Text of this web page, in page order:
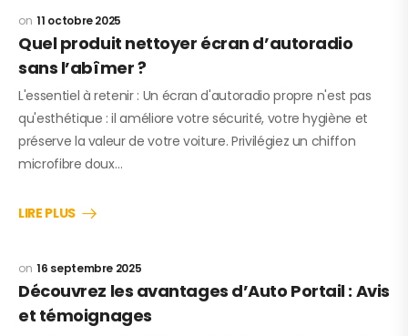
11 octobre 2025
Quel produit nettoyer écran d’autoradio
sans l’abîmer ?
L'essentiel à retenir : Un écran d'autoradio propre n'est pas
qu'esthétique : il améliore votre sécurité, votre hygiène et
préserve la valeur de votre voiture. Privilégiez un chiffon
microfibre doux…
LIRE PLUS
16 septembre 2025
Découvrez les avantages d’Auto Portail : Avis
et témoignages